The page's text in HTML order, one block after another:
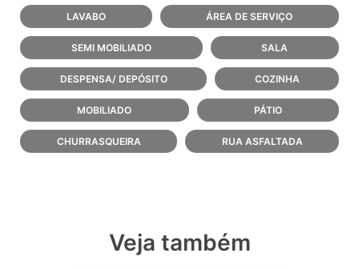
LAVABO ÁREA DE SERVIÇO
SEMI MOBILIADO SALA
DESPENSA/ DEPÓSITO COZINHA
MOBILIADO PÁTIO
CHURRASQUEIRA RUA ASFALTADA
Veja também